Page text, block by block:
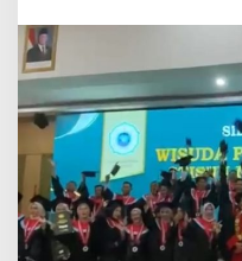
a
t
r
T
a
n
g